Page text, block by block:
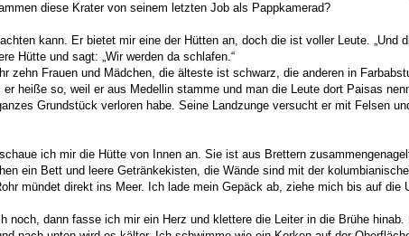
diese Krater von seinem letzten Job als Pappkamerad?
kann. Er bietet mir eine der Hütten an, doch die ist voller Leute. „Und
Hütte und sagt: „Wir werden da schlafen.“
zehn Frauen und Mädchen, die älteste ist schwarz, die anderen in
heiße so, weil er aus Medellin stamme und man die Leute dort Paisas
Grundstück verloren habe. Seine Landzunge versucht er mit Felsen
ich mir die Hütte von Innen an. Sie ist aus Brettern
ein Bett und leere Getränkekisten, die Wände sind mit der
mündet direkt ins Meer. Ich lade mein Gepäck ab, ziehe mich bis auf die
noch, dann fasse ich mir ein Herz und klettere die Leiter in die Brühe